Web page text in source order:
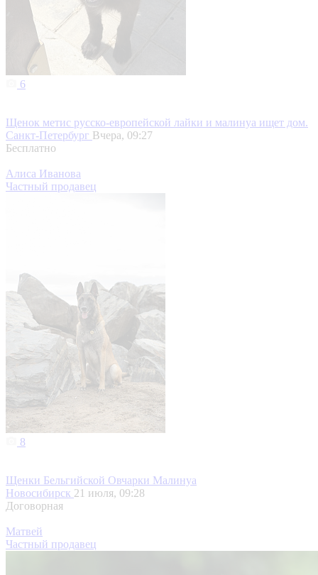
6
Щенок метис русско-европейской лайки и малинуа ищет дом.
Санкт-Петербург Вчера, 09:27
Бесплатно
Алиса Иванова
Частный продавец
8
Щенки Бельгийской Овчарки Малинуа
Новосибирск 21 июля, 09:28
Договорная
Матвей
Частный продавец